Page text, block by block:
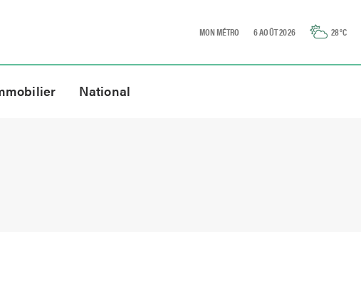
MON MÉTRO 6 AOÛT 2026 28°C
National